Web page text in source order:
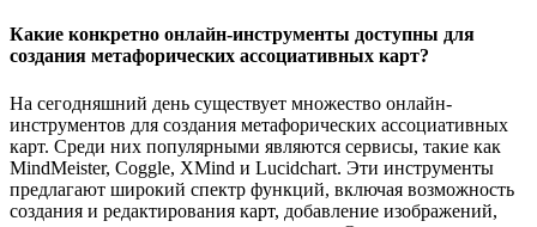
Какие конкретно онлайн-инструменты доступны для
создания метафорических ассоциативных карт?
На сегодняшний день существует множество онлайн-
инструментов для создания метафорических ассоциативных
карт. Среди них популярными являются сервисы, такие как
MindMeister, Coggle, XMind и Lucidchart. Эти инструменты
предлагают широкий спектр функций, включая возможность
создания и редактирования карт, добавление изображений,